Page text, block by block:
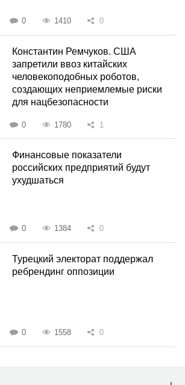
0 1410 0
Константин Ремчуков. США
запретили ввоз китайских
человекоподобных роботов,
создающих неприемлемые риски
для нацбезопасности
0 1780 1
Финансовые показатели
российских предприятий будут
ухудшаться
0 1384 0
Турецкий электорат поддержал
ребрендинг оппозиции
0 1558 0